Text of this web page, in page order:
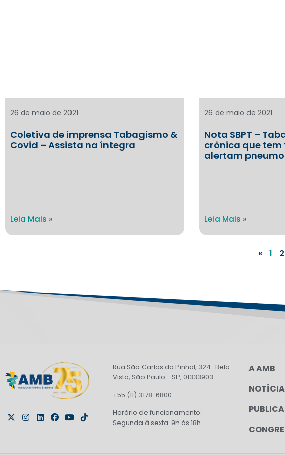
Coletiva de imprensa Tabagismo &
Covid – Assista na íntegra
26 de maio de 2021
Leia Mais »
Nota SBPT –
crônica que
alertam
26 de maio de 2021
Leia Mais »
« 1 2
Rua São Carlos do Pinhal, 324 Bela
Vista, São Paulo - SP, 01333903
+55 (11) 3178-6800
Horário de funcionamento:
Segunda à sexta: 9h às 18h
A AMB